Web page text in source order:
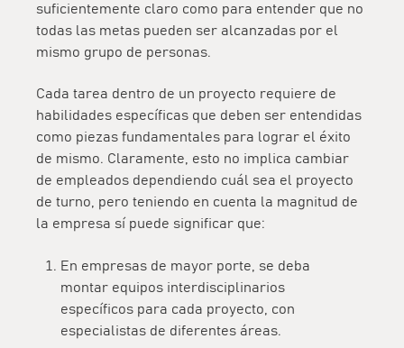
suficientemente claro como para entender que no
todas las metas pueden ser alcanzadas por el
mismo grupo de personas.
Cada tarea dentro de un proyecto requiere de
habilidades específicas que deben ser entendidas
como piezas fundamentales para lograr el éxito
de mismo. Claramente, esto no implica cambiar
de empleados dependiendo cuál sea el proyecto
de turno, pero teniendo en cuenta la magnitud de
la empresa sí puede significar que:
En empresas de mayor porte, se deba
montar equipos interdisciplinarios
específicos para cada proyecto, con
especialistas de diferentes áreas.